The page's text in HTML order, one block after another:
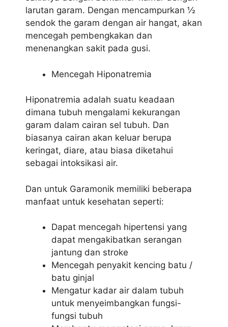
larutan garam. Dengan mencampurkan ½
sendok the garam dengan air hangat, akan
mencegah pembengkakan dan
menenangkan sakit pada gusi.
Mencegah Hiponatremia
Hiponatremia adalah suatu keadaan
dimana tubuh mengalami kekurangan
garam dalam cairan sel tubuh. Dan
biasanya cairan akan keluar berupa
keringat, diare, atau biasa diketahui
sebagai intoksikasi air.
Dan untuk Garamonik memiliki beberapa
manfaat untuk kesehatan seperti:
Dapat mencegah hipertensi yang
dapat mengakibatkan serangan
jantung dan stroke
Mencegah penyakit kencing batu /
batu ginjal
Mengatur kadar air dalam tubuh
untuk menyeimbangkan fungsi-
fungsi tubuh